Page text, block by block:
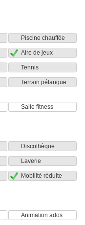
Piscine chauffée
Aire de jeux
Tennis
Terrain pétanque
Salle fitness
Discothèque
Laverie
Mobilité réduite
Animation ados